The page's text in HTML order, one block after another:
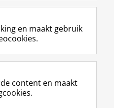
a
e
b
o
p
a
i
k
e
I
-
p
S
-
f
e
R
n
t
r
m
o
T
e
k
en maakt gebruik
content en maakt